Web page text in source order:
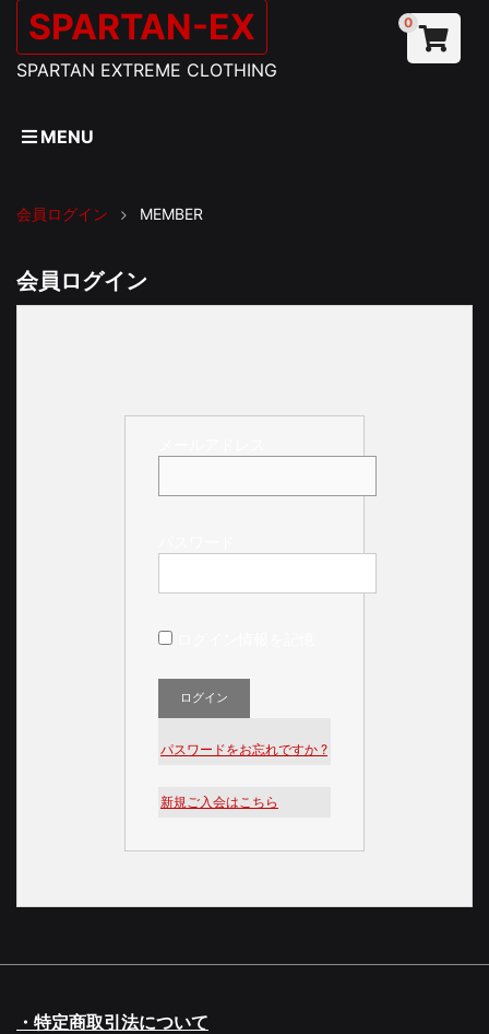
SPARTAN-EX
SPARTAN EXTREME CLOTHING
0
MENU
会員ログイン MEMBER
会員ログイン
パスワードをお忘れですか ?
新規ご入会はこちら
・特定商取引法について